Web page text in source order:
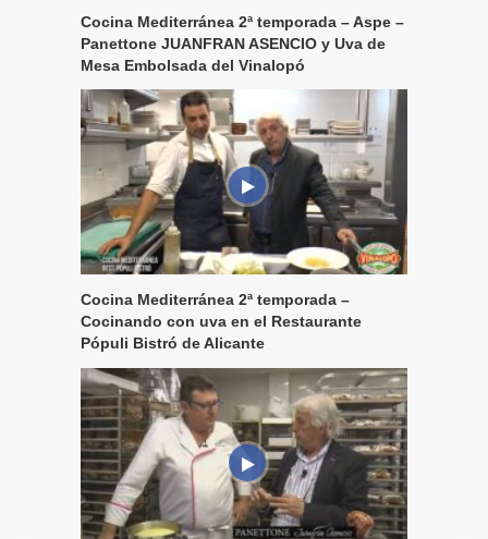
Cocina Mediterránea 2ª temporada – Aspe –
Panettone JUANFRAN ASENCIO y Uva de
Mesa Embolsada del Vinalopó
Cocina Mediterránea 2ª temporada –
Cocinando con uva en el Restaurante
Pópuli Bistró de Alicante